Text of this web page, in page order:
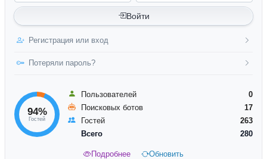
Войти
Регистрация или вход
Потеряли пароль?
94%
Гостей
Пользователей
0
Поисковых ботов
17
Гостей
263
Всего
280
Подробнее Обновить